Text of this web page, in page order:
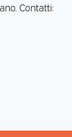
Contatti: